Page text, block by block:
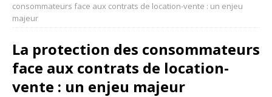
consommateurs face aux contrats de location-vente : un enjeu
majeur
La protection des consommateurs
face aux contrats de location-
vente : un enjeu majeur